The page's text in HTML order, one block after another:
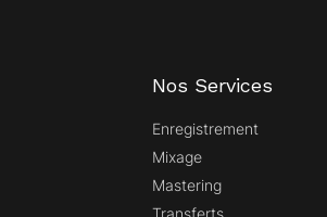
Nos Services
Enregistrement
Mixage
Mastering